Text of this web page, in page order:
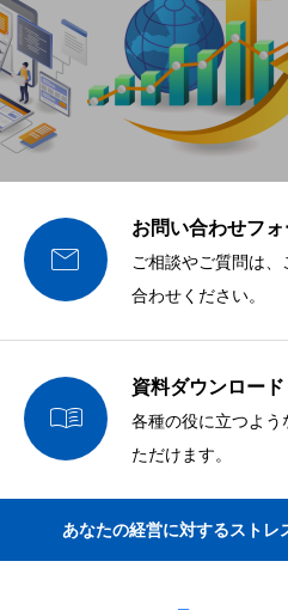

お問い合わせフォ
ご相談やご質問は
合わせください。

資料ダウンロード
各種の役に立つよ
ただけます。
あなたの経営に対するストレ